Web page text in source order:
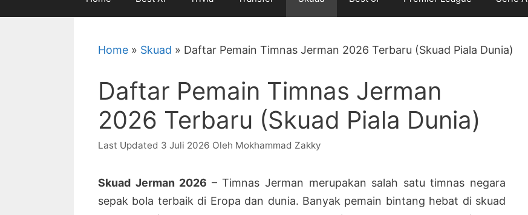
Home » Skuad » Daftar Pemain Timnas Jerman 2026 Terbaru (Skuad Piala Dunia)
Daftar Pemain Timnas Jerman
2026 Terbaru (Skuad Piala Dunia)
3 Juli 2026 Oleh Mokhammad Zakky
Skuad Jerman 2026 – Timnas Jerman merupakan salah satu timnas negara
sepak bola terbaik di Eropa dan dunia. Banyak pemain bintang hebat di skuad